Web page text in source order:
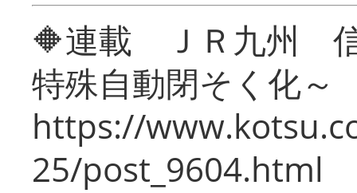
🔶連載 ＪＲ九州 信
特殊自動閉そく化～
https://
25/post_9604.html